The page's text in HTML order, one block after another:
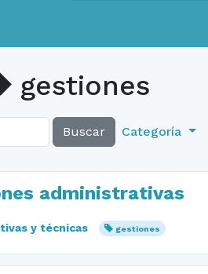
gestiones
Buscar Categoría
administrativas
y técnicas gestiones